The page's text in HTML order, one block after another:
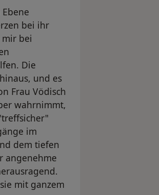
bei ihr
bei
Die
und es
Frau Vödisch
wahrnimmt,
im
dem tiefen
angenehme
mit ganzem